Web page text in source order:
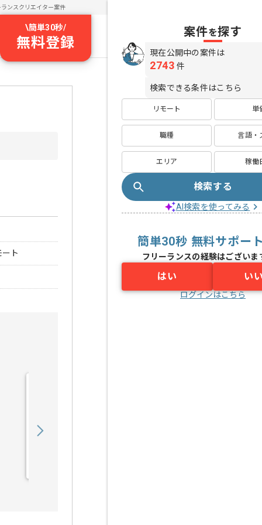
ランスクリエイター案件
\簡単30秒/
無料登録
ト
案件を探す
現在公開中の案件は
2743 件
検索できる条件はこちら
リモート 単
職種 言語・
エリア 稼働
検索する
AI検索を使ってみる
簡単30秒 無料サポー
フリーランスの経験はございま
はい い
ログインはこちら